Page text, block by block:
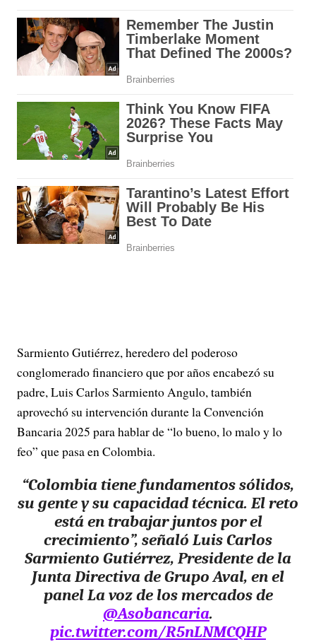
Sarmiento Gutiérrez, heredero del poderoso
conglomerado financiero que por años encabezó su
padre, Luis Carlos Sarmiento Angulo, también
aprovechó su intervención durante la Convención
Bancaria 2025 para hablar de “lo bueno, lo malo y lo
feo” que pasa en Colombia.
“Colombia tiene fundamentos sólidos,
su gente y su capacidad técnica. El reto
está en trabajar juntos por el
crecimiento”, señaló Luis Carlos
Sarmiento Gutiérrez, Presidente de la
Junta Directiva de Grupo Aval, en el
panel La voz de los mercados de
@Asobancaria.
pic.twitter.com/R5nLNMCQHP